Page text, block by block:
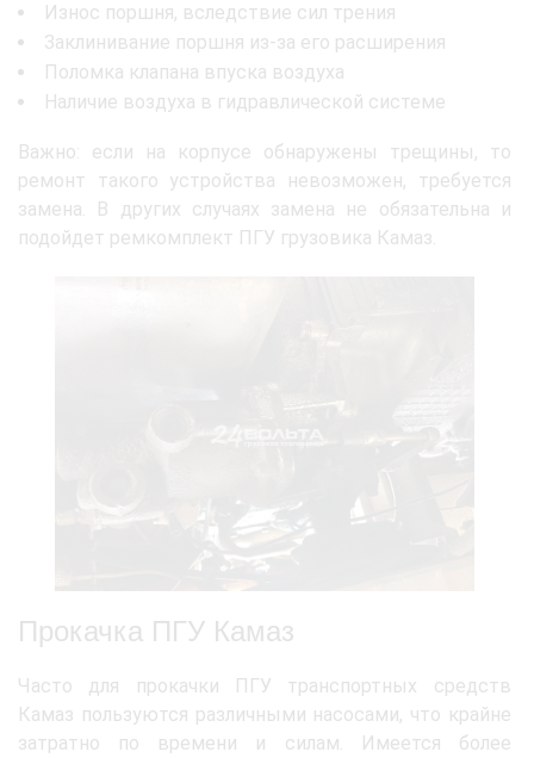
Износ поршня, вследствие сил трения
Заклинивание поршня из-за его расширения
Поломка клапана впуска воздуха
Наличие воздуха в гидравлической системе
Важно: если на корпусе обнаружены трещины, то
ремонт такого устройства невозможен, требуется
замена. В других случаях замена не обязательна и
подойдет ремкомплект ПГУ грузовика Камаз.
Прокачка ПГУ Камаз
Часто для прокачки ПГУ транспортных средств
Камаз пользуются различными насосами, что крайне
затратно по времени и силам. Имеется более